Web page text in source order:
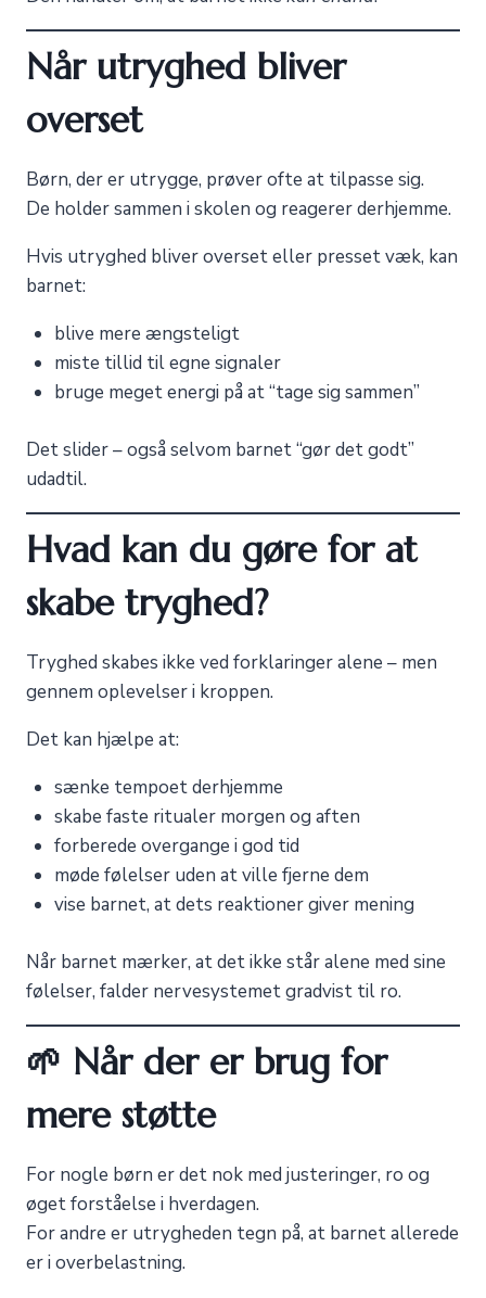
Når utryghed bliver
overset
Børn, der er utrygge, prøver ofte at tilpasse sig.
De holder sammen i skolen og reagerer derhjemme.
Hvis utryghed bliver overset eller presset væk, kan
barnet:
blive mere ængsteligt
miste tillid til egne signaler
bruge meget energi på at “tage sig sammen”
Det slider – også selvom barnet “gør det godt”
udadtil.
Hvad kan du gøre for at
skabe tryghed?
Tryghed skabes ikke ved forklaringer alene – men
gennem oplevelser i kroppen.
Det kan hjælpe at:
sænke tempoet derhjemme
skabe faste ritualer morgen og aften
forberede overgange i god tid
møde følelser uden at ville fjerne dem
vise barnet, at dets reaktioner giver mening
Når barnet mærker, at det ikke står alene med sine
følelser, falder nervesystemet gradvist til ro.
🌱 Når der er brug for
mere støtte
For nogle børn er det nok med justeringer, ro og
øget forståelse i hverdagen.
For andre er utrygheden tegn på, at barnet allerede
er i overbelastning.